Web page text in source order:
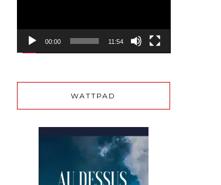
00:00 11:54
WATTPAD